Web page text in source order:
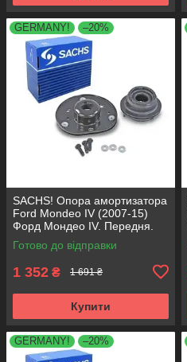
GERMANY! –20%
SACHS! Опора амортизатора
Ford Mondeo IV (2007-15)
Форд Мондео IV. Передня.
SM5676 , 803053 , KB652.30
Готово до відправки
1 352 ₴ 1 691 ₴
Купити
GERMANY! –20%